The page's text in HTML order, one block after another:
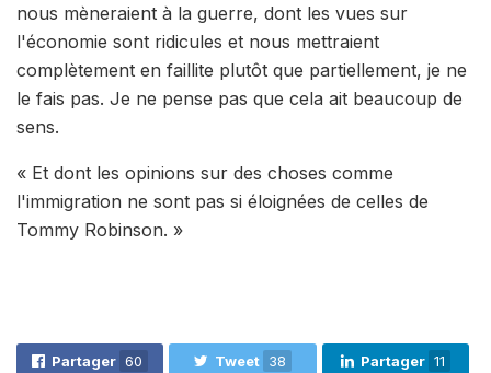
nous mèneraient à la guerre, dont les vues sur
l'économie sont ridicules et nous mettraient
complètement en faillite plutôt que partiellement, je ne
le fais pas. Je ne pense pas que cela ait beaucoup de
sens.
« Et dont les opinions sur des choses comme
l'immigration ne sont pas si éloignées de celles de
Tommy Robinson. »
Partager 60 Tweet 38 Partager 11